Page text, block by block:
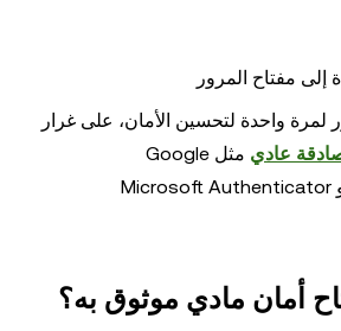
إلى مفتاح المرور
لمرة واحدة لتحسين الأمان، على غرار
عادي
مثل Google
أمان مادي موثوق به؟